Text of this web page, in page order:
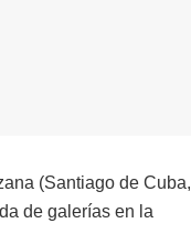
(Santiago de Cuba,
de galerías en la